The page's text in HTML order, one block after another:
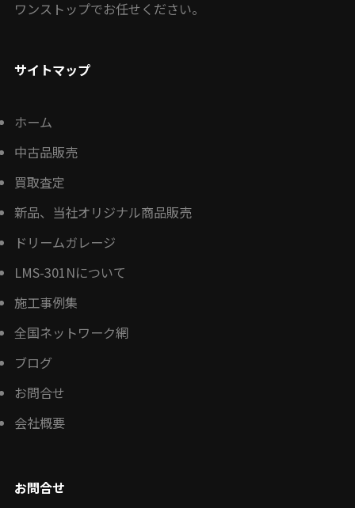
ワンストップでお任せください。
サイトマップ
ホーム
中古品販売
買取査定
新品、当社オリジナル商品販売
ドリームガレージ
LMS-301Nについて
施工事例集
全国ネットワーク網
ブログ
お問合せ
会社概要
お問合せ